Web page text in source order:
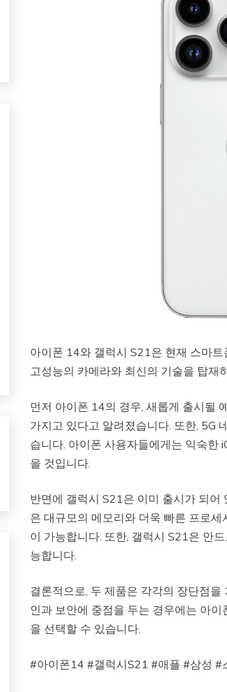
아이폰 14와 갤럭시 S21은 현재 스마
고성능의 카메라와 최신의 기술을 탑재
먼저 아이폰 14의 경우, 새롭게 출시될
가지고 있다고 알려졌습니다. 또한, 5G
습니다. 아이폰 사용자들에게는 익숙한
을 것입니다.
반면에 갤럭시 S21은 이미 출시가 되
은 대규모의 메모리와 더욱 빠른 프로
이 가능합니다. 또한, 갤럭시 S21은 안
능합니다.
결론적으로, 두 제품은 각각의 장단점
인과 보안에 중점을 두는 경우에는 아
을 선택할 수 있습니다.
#아이폰14 #갤럭시S21 #애플 #삼성 #